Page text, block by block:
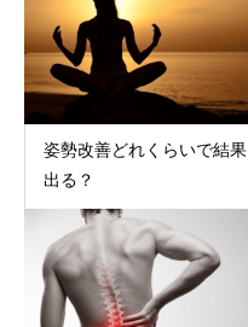
姿勢改善どれくらいで結果
出る？